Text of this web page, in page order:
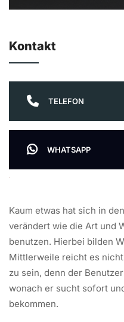
Kontakt
TELEFON
WHATSAPP
Kaum etwas hat sich in
verändert wie die Art und
benutzen. Hierbei bilden
Mittlerweile reicht es
zu sein, denn der
wonach er sucht sofort
bekommen.